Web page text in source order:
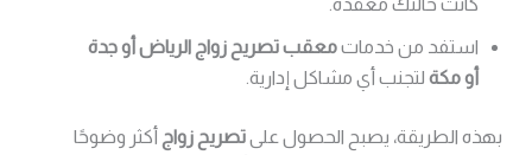
استفد من خدماتمعقب تصريح زواج الرياض أو جدة
أو مكةلتجنب أي مشاكل إدارية.
بهذه الطريقة، يصبح الحصول علىتصريح زواج أكثر وضوحًا